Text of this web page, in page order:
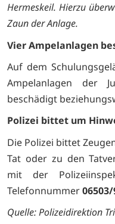
Hermeskeil. Hierzu
Zaun der Anlage.
Vier Ampelanlagen
Auf dem
Ampelanlagen der
beschädigt
Polizei bittet um
Die Polizei bittet
Tat oder zu den
mit der
Telefonnummer
Quelle:Polizeidirektion